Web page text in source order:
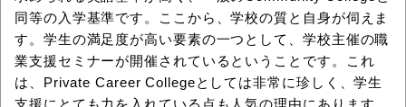
同等の入学基準です。ここから、学校の質と自身が伺えま
す。学生の満足度が高い要素の一つとして、学校主催の職
業支援セミナーが開催されているということです。これ
は、Private Career Collegeとしては非常に珍しく、学生
支援にとても力を入れている点も人気の理由にあります。